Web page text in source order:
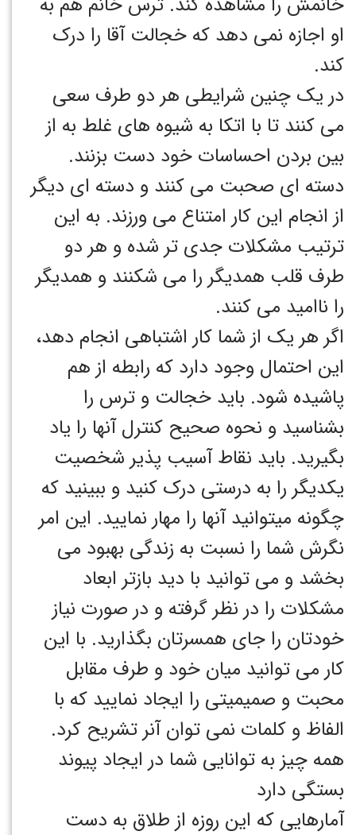
او اجازه نمی دهد که خجالت آقا را درک
کند.
در یک چنین شرایطی هر دو طرف سعی
می کنند تا با اتکا به شیوه های غلط به از
بین بردن احساسات خود دست بزنند.
دسته ای صحبت می کنند و دسته ای دیگر
از انجام این کار امتناع می ورزند. به این
ترتیب مشکلات جدی تر شده و هر دو
طرف قلب همدیگر را می شکنند و همدیگر
را ناامید می کنند.
اگر هر یک از شما کار اشتباهی انجام دهد،
این احتمال وجود دارد که رابطه از هم
پاشیده شود. باید خجالت و ترس را
بشناسید و نحوه صحیح کنترل آنها را یاد
بگیرید. باید نقاط آسیب پذیر شخصیت
یکدیگر را به درستی درک کنید و ببینید که
چگونه میتوانید آنها را مهار نمایید. این امر
نگرش شما را نسبت به زندگی بهبود می
بخشد و می توانید با دید بازتر ابعاد
مشکلات را در نظر گرفته و در صورت نیاز
خودتان را جای همسرتان بگذارید. با این
کار می توانید میان خود و طرف مقابل
محبت و صمیمیتی را ایجاد نمایید که با
الفاظ و کلمات نمی توان آنر تشریح کرد.
همه چیز به توانایی شما در ایجاد پیوند
بستگی دارد
آمارهایی که این روزه از طلاق به دست